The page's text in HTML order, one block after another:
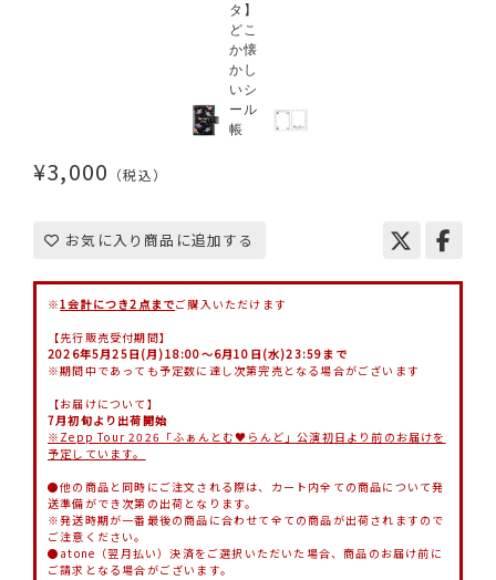
¥3,000 （税込）
お気に入り商品に追加する
※1会計につき2点までご購入いただけます
【先行販売受付期間】
2026年5月25日(月)18:00～6月10日(水)23:59まで
※期間中であっても予定数に達し次第完売となる場合がございます
【お届けについて】
7月初旬より出荷開始
※Zepp Tour 2026「ふぁんとむ♥らんど」公演初日より前のお届けを
予定しています。
●他の商品と同時にご注文される際は、カート内全ての商品について発
送準備ができ次第の出荷となります。
※発送時期が一番最後の商品に合わせて全ての商品が出荷されますので
ご注意ください。
●atone（翌月払い）決済をご選択いただいた場合、商品のお届け前に
ご請求となる場合がございます。